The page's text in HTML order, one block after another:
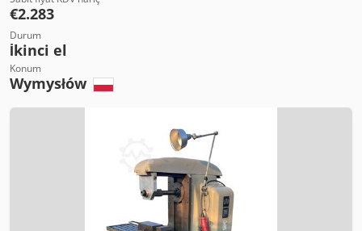
€2.283
Durum
İkinci el
Konum
Wymysłów